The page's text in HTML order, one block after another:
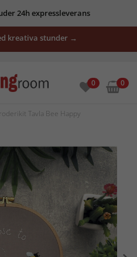
24h expressleverans
kreativa stunder →
0 0
Tavla Bee Happy